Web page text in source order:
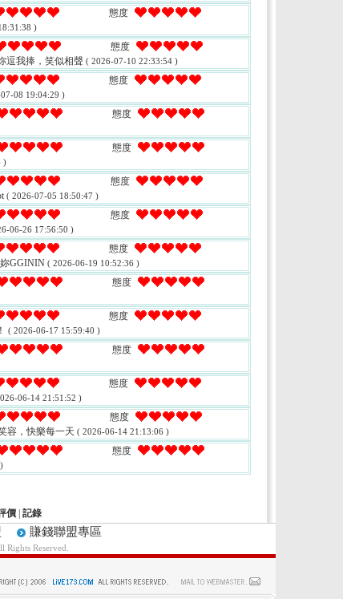
態度
)
態度
逗我捧，笑似相聲 ( 2026-07-10 22:33:54 )
態度
08 19:04:29 )
態度
態度
)
態度
( 2026-07-05 18:50:47 )
態度
06-26 17:56:50 )
態度
GGININ ( 2026-06-19 10:52:36 )
態度
態度
( 2026-06-17 15:59:40 )
態度
態度
06-14 21:51:52 )
態度
容，快樂每一天 ( 2026-06-14 21:13:06 )
態度
價 記錄
賺錢聯盟專區
Rights Reserved.